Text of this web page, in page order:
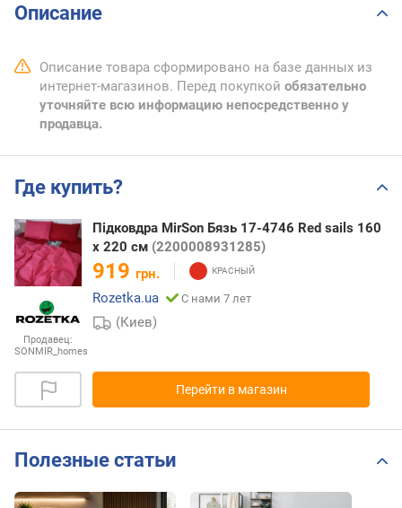
Описание
Описание товара сформировано на базе данных из
интернет-магазинов. Перед покупкой обязательно
уточняйте всю информацию непосредственно у
продавца.
Где купить?
Продавец:
SONMIR_homes
Підковдра MirSon Бязь 17-4746 Red sails 160
x 220 см (2200008931285)
919 грн.
Rozetka.ua
С нами 7 лет
(Киев)
Перейти в магазин
Полезные статьи